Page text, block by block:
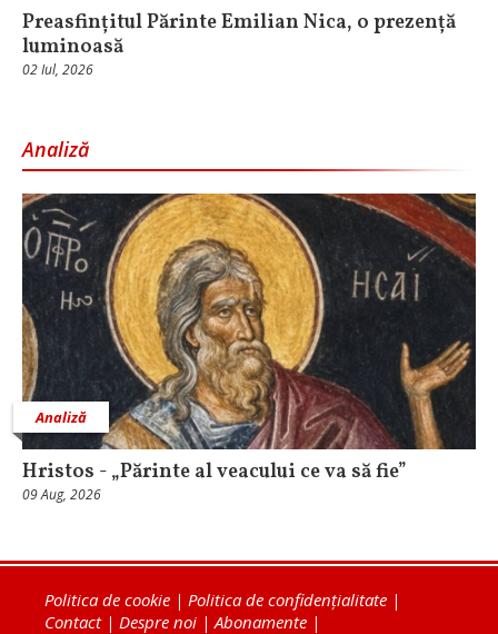
Preasfințitul Părinte Emilian Nica, o prezență
luminoasă
02 Iul, 2026
Analiză
Analiză
Hristos - „Părinte al veacului ce va să fie”
09 Aug, 2026
Politica de cookie | Politica de confidențialitate |
Contact| Despre noi | Abonamente |